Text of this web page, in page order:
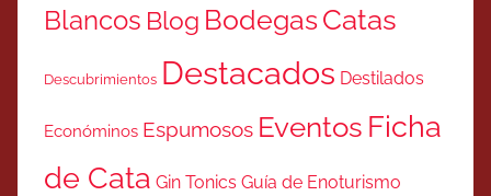
Blancos Blog BodegasCatas
Descubrimientos Destacados Destilados
Económinos Espumosos Eventos Ficha
de Cata Gin Tonics Guía de Enoturismo